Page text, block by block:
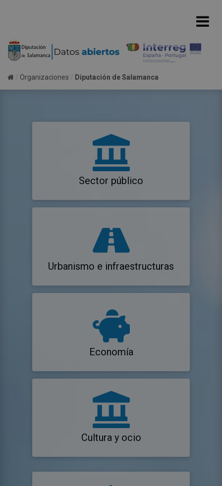
Organizaciones Diputación de Salamanca
Sector público
Urbanismo e infraestructuras
Economía
Cultura y ocio